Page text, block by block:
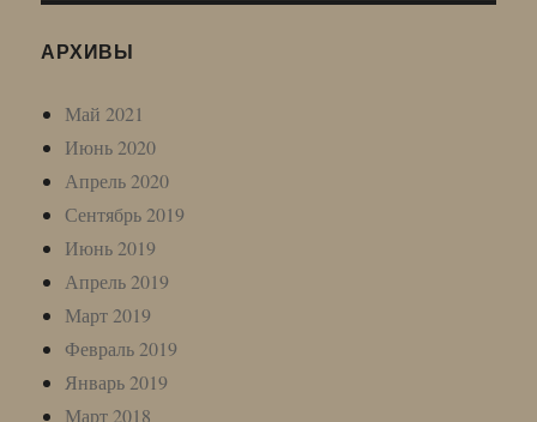
АРХИВЫ
Май 2021
Июнь 2020
Апрель 2020
Сентябрь 2019
Июнь 2019
Апрель 2019
Март 2019
Февраль 2019
Январь 2019
Март 2018